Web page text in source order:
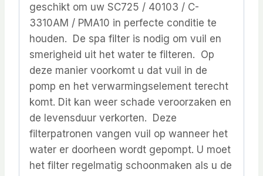
geschikt om uw SC725 / 40103 / C-
3310AM / PMA10 in perfecte conditie te
houden. De spa filter is nodig om vuil en
smerigheid uit het water te filteren. Op
deze manier voorkomt u dat vuil in de
pomp en het verwarmingselement terecht
komt. Dit kan weer schade veroorzaken en
de levensduur verkorten. Deze
filterpatronen vangen vuil op wanneer het
water er doorheen wordt gepompt. U moet
het filter regelmatig schoonmaken als u de